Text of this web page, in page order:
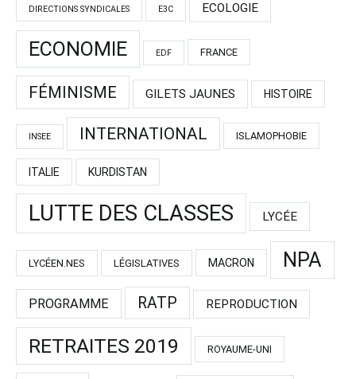
DIRECTIONS SYNDICALES E3C ECOLOGIE
ECONOMIE EDF FRANCE
FÉMINISME GILETS JAUNES HISTOIRE
INSEE INTERNATIONAL ISLAMOPHOBIE
ITALIE KURDISTAN
LUTTE DES CLASSES LYCÉE
LYCÉEN.NES LÉGISLATIVES MACRON NPA
PROGRAMME RATP REPRODUCTION
RETRAITES 2019 ROYAUME-UNI